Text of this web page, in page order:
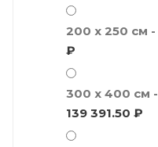
200 x 250 см -
₽
300 x 400 см -
139 391.50 ₽